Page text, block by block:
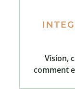
Vision,
comment